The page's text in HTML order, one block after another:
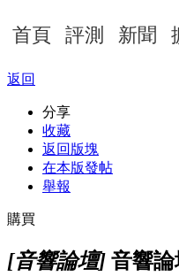
首頁 評測 新聞
返回
分享
收藏
返回版塊
在本版發帖
舉報
購買
[音響論壇] 音響論